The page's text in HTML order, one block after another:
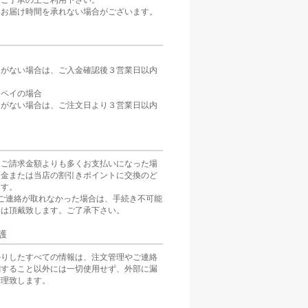
届け時間を承れない場合がございます。
ない場合は、ご入金確認後３営業日以内
イの場合
ない場合は、ご注文日より３営業日以内
請求金額よりも多くお支払いになった場
または当店の割引きポイントに交換のど
。
連絡が取れなかった場合は、手続き不可能
頂戴致します。ご了承下さい。
したすべての情報は、注文管理やご連絡
ること以外には一切使用せず、外部に漏
致します。